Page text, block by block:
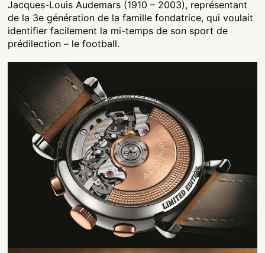
Jacques-Louis Audemars (1910 – 2003), représentant
de la 3e génération de la famille fondatrice, qui voulait
identifier facilement la mi-temps de son sport de
prédilection – le football.